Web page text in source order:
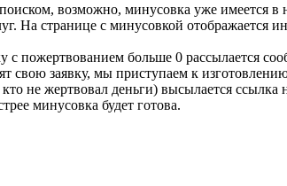
возможно, минусовка уже имеется в
На странице с минусовкой отображается
с пожертвованием больше 0 рассылается
свою заявку, мы приступаем к
не жертвовал деньги) высылается
минусовка будет готова.